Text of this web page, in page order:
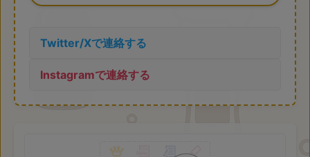
Twitter/Xで連絡する
Instagramで連絡する